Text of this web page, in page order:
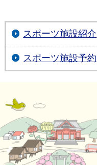
スポーツ施設紹介
スポーツ施設予約